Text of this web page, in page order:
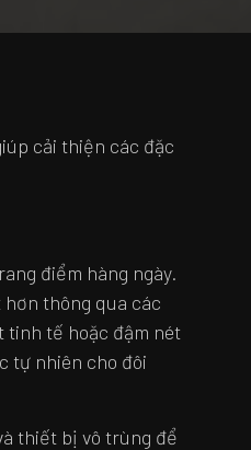
cải thiện các đặc
điểm hàng ngày.
hơn thông qua các
tinh tế hoặc đậm nét
tự nhiên cho đôi
thiết bị vô trùng để